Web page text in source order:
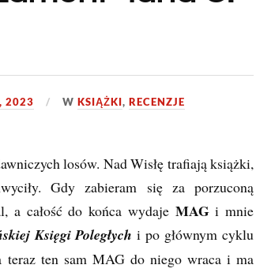
2023 WKSIĄŻKI,RECENZJE
losów. Nad Wisłę trafiają książki,
Gdy zabieram się za porzuconą
a całość do końca wydaje MAGi mnie
Księgi Poległych i po głównym cyklu
teraz ten sam MAG do niego wraca i ma